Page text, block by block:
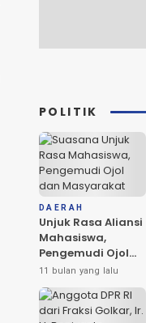
POLITIK
DAERAH
Unjuk Rasa Aliansi
Mahasiswa,
Pengemudi Ojol
dan Masyarakat
Kota Palu
Berlangsung
Damai
11 bulan yang lalu